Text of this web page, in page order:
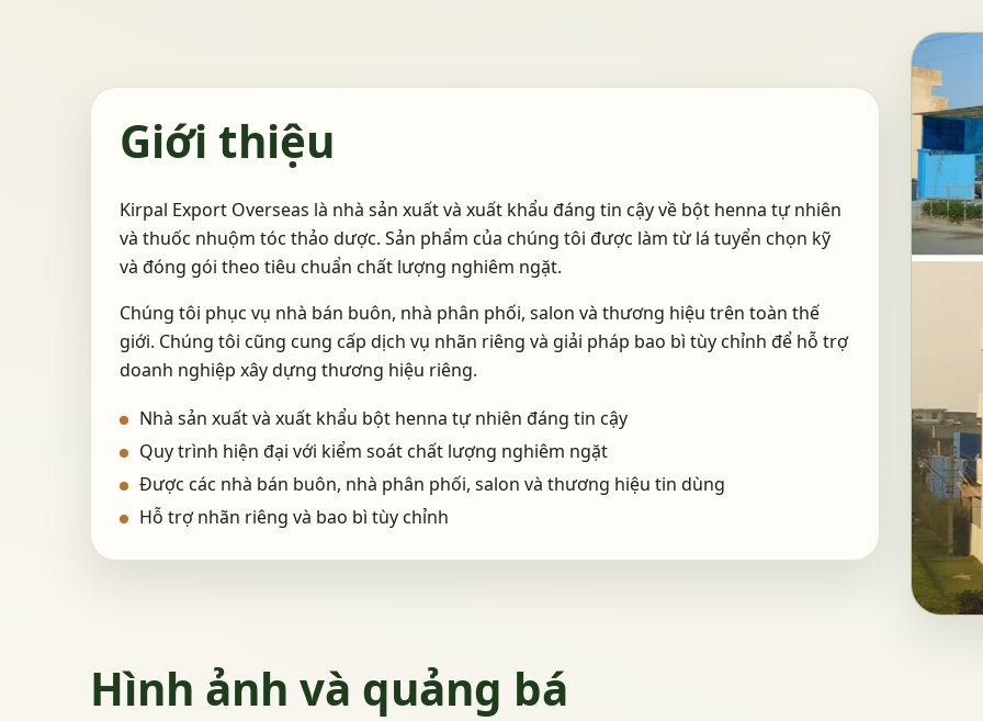
Giới thiệu
Kirpal Export Overseas là nhà sản xuất và xuất khẩu đáng tin cậy về bột henna tự nhiên
và thuốc nhuộm tóc thảo dược. Sản phẩm của chúng tôi được làm từ lá tuyển chọn kỹ
và đóng gói theo tiêu chuẩn chất lượng nghiêm ngặt.
Chúng tôi phục vụ nhà bán buôn, nhà phân phối, salon và thương hiệu trên toàn thế
giới. Chúng tôi cũng cung cấp dịch vụ nhãn riêng và giải pháp bao bì tùy chỉnh để hỗ trợ
doanh nghiệp xây dựng thương hiệu riêng.
Nhà sản xuất và xuất khẩu bột henna tự nhiên đáng tin cậy
Quy trình hiện đại với kiểm soát chất lượng nghiêm ngặt
Được các nhà bán buôn, nhà phân phối, salon và thương hiệu tin dùng
Hỗ trợ nhãn riêng và bao bì tùy chỉnh
Hình ảnh và quảng bá